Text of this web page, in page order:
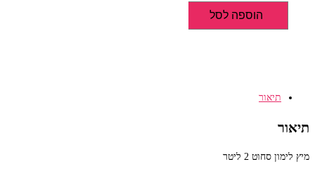
מיץהוספה לסל
תיאור
תיאור
מיץ לימון סחוט 2 ליטר